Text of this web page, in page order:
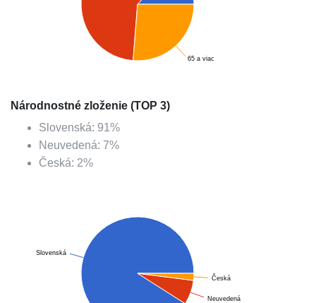
65 a viac
Národnostné zloženie (TOP 3)
Slovenská: 91%
Neuvedená: 7%
Česká: 2%
Slovenská
Neuvedená
Česká